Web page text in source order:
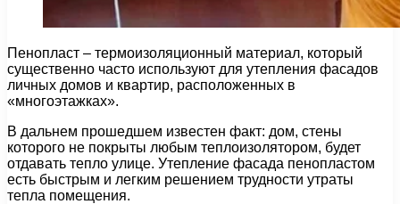
Пенопласт – термоизоляционный материал, который
существенно часто используют для утепления фасадов
личных домов и квартир, расположенных в
«многоэтажках».
В дальнем прошедшем известен факт: дом, стены
которого не покрыты любым теплоизолятором, будет
отдавать тепло улице. Утепление фасада пенопластом
есть быстрым и легким решением трудности утраты
тепла помещения.